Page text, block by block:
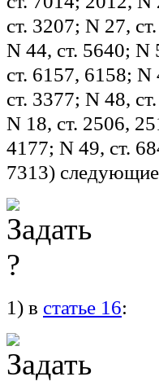
ст. 3207; N 27,
N 44, ст. 5640; N
ст. 6157, 6158;
ст. 3377; N 48,
N 18, ст. 2506,
4177; N 49, ст.
7313)
1) в статье 16: